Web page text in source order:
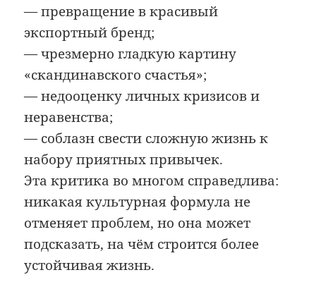
— превращение в красивый
экспортный бренд;
— чрезмерно гладкую картину
«скандинавского счастья»;
— недооценку личных кризисов и
неравенства;
— соблазн свести сложную жизнь к
набору приятных привычек.
Эта критика во многом справедлива:
никакая культурная формула не
отменяет проблем, но она может
подсказать, на чём строится более
устойчивая жизнь.